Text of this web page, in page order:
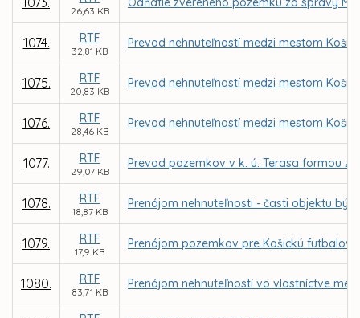
26,63 KB
1074. RTF
32,81 KB
Prevod nehnuteľností medzi mestom
1075. RTF
20,83 KB
Prevod nehnuteľností medzi mestom
1076. RTF
28,46 KB
Prevod nehnuteľností medzi mestom
1077. RTF
29,07 KB
Prevod pozemkov v k. ú. Terasa formou
1078. RTF
18,87 KB
Prenájom nehnuteľnosti - časti objektu
1079. RTF
17,9 KB
Prenájom pozemkov pre Košickú
1080. RTF
83,71 KB
Prenájom nehnuteľností vo vlastníctve